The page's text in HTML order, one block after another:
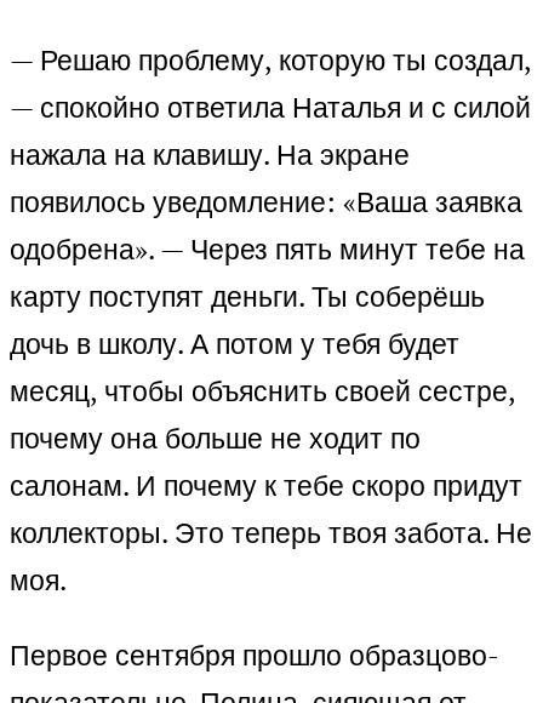
— Решаю проблему, которую ты создал,
— спокойно ответила Наталья и с силой
нажала на клавишу. На экране
появилось уведомление: «Ваша заявка
одобрена». — Через пять минут тебе на
карту поступят деньги. Ты соберёшь
дочь в школу. А потом у тебя будет
месяц, чтобы объяснить своей сестре,
почему она больше не ходит по
салонам. И почему к тебе скоро придут
коллекторы. Это теперь твоя забота. Не
моя.
Первое сентября прошло образцово-